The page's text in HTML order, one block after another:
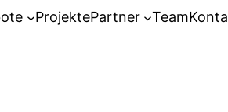
ProjektePartner Team